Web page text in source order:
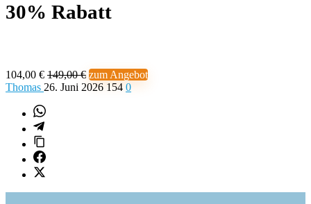
30% Rabatt
104,00 € 149,00 € zum Angebot
Thomas 26. Juni 2026 154 0